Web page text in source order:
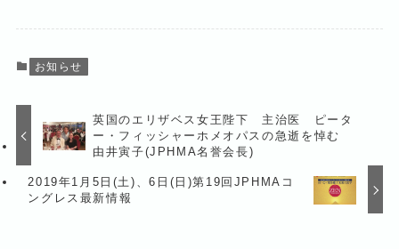
お知らせ
英国のエリザベス女王陛下 主治医 ピータ
ー・フィッシャーホメオパスの急逝を悼む
由井寅子(JPHMA名誉会長)
2019年1月5日(土)、6日(日)第19回JPHMAコ
ングレス最新情報